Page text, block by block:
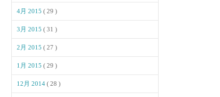
4月 2015( 29 )
3月 2015( 31 )
2月 2015( 27 )
1月 2015( 29 )
12月 2014( 28 )